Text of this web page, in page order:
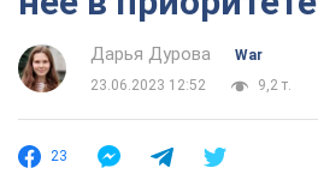
Дарья Дурова
War
23.06.2023 12:52
9,2 т.
23